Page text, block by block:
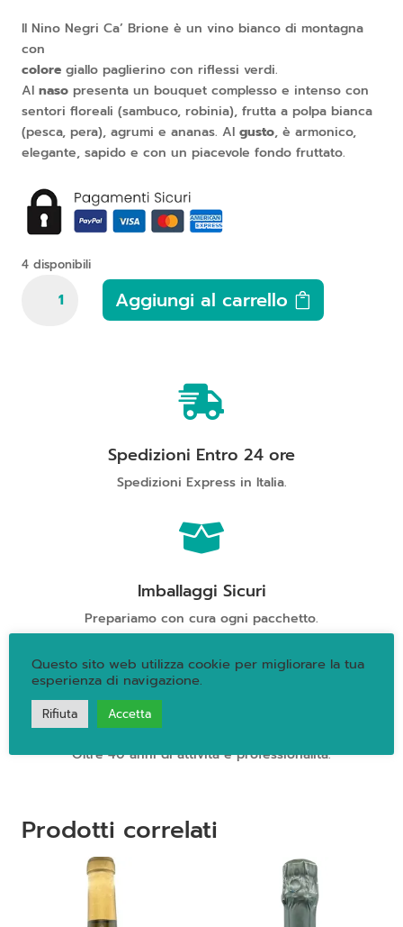
Il Nino Negri Ca’ Brione è un vino bianco di montagna
con
colore giallo paglierino con riflessi verdi.
Al naso presenta un bouquet complesso e intenso con
sentori floreali (sambuco, robinia), frutta a polpa bianca
(pesca, pera), agrumi e ananas. Al gusto, è armonico,
elegante, sapido e con un piacevole fondo fruttato.
4 disponibili
Aggiungi al carrello

Spedizioni Entro 24 ore
Spedizioni Express in Italia.

Imballaggi Sicuri
Prepariamo con cura ogni pacchetto.

Qualità Garantita
Oltre 40 anni di attività e professionalità.
Prodotti correlati
Questo sito web utilizza cookie per migliorare la tua
esperienza di navigazione.
Rifiuta Accetta